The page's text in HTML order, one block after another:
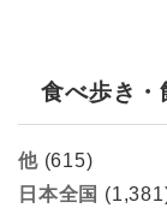
食べ歩き・
他(615)
日本全国